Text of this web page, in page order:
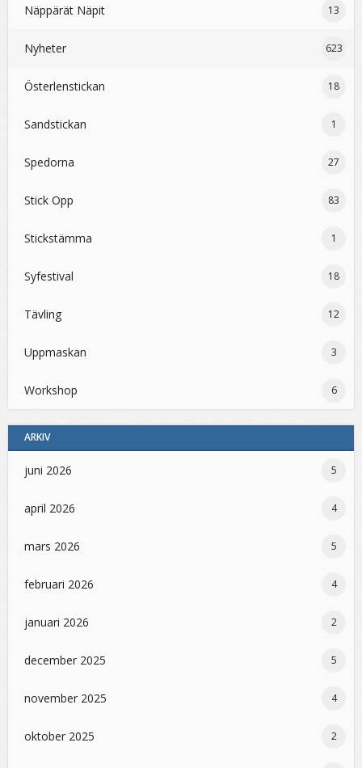
Näppärät Näpit 13
Nyheter 623
Österlenstickan 18
Sandstickan 1
Spedorna 27
Stick Opp 83
Stickstämma 1
Syfestival 18
Tävling 12
Uppmaskan 3
Workshop 6
ARKIV
juni 2026 5
april 2026 4
mars 2026 5
februari 2026 4
januari 2026 2
december 2025 5
november 2025 4
oktober 2025 2